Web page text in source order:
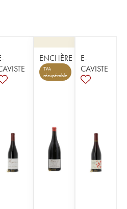
ENCHÈRE
TVA
récupérable
E-
CAVISTE